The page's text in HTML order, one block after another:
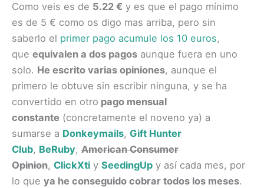
Como veis es de 5.22 € y es que el pago mínimo
es de 5 € como os digo mas arriba, pero sin
saberlo el primer pago acumule los 10 euros,
que equivalen a dos pagos aunque fuera en uno
solo. He escrito varias opiniones, aunque el
primero le obtuve sin escribir ninguna, y se ha
convertido en otro pago mensual
constante (concretamente el noveno ya) a
sumarse a Donkeymails, Gift Hunter
Club, BeRuby, American Consumer
Opinion, ClickXti y SeedingUp y así cada mes, por
lo que ya he conseguido cobrar todos los meses.